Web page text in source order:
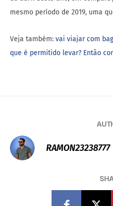
mesmo período de 2019, uma
Veja também: vai viajar com
que é permitido levar? Então
RAMON23238777